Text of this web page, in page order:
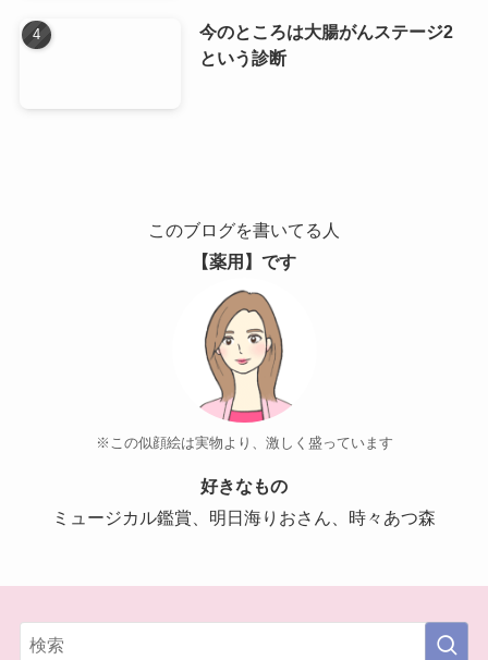
今のところは大腸がんステージ2
という診断
このブログを書いてる人
【薬用】です
※この似顔絵は実物より、激しく盛っています
好きなもの
ミュージカル鑑賞、明日海りおさん、時々あつ森